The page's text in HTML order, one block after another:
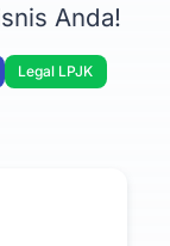
Anda!
Legal LPJK